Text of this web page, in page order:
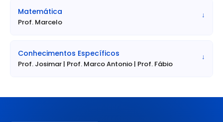
adicionais.
• Vencimento Básico / Benefícios (R$): R$ 2.849,35 +
1.200,00 (CA) + benefícios (item 1.3.2)
• Benefícios: Cartão Alimentação (CA) no valor de R$
Matemática
Prof. Marcelo
↓
Conhecimentos Específicos
Prof. Josimar | Prof. Marco Antonio | Prof. Fábio
↓